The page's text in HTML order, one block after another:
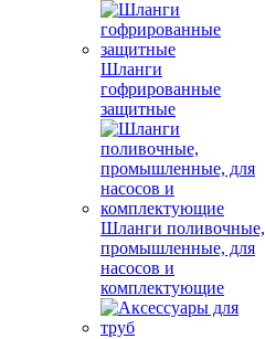
Шланги
гофрированные
защитные
Шланги поливочные,
промышленные, для
насосов и
комплектующие